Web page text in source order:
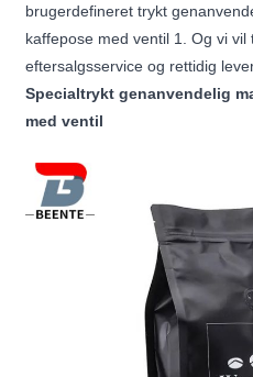
brugerdefineret trykt
kaffepose med ventil 1. Og vi
eftersalgsservice og rettidig
Specialtrykt genanvendelig
med ventil